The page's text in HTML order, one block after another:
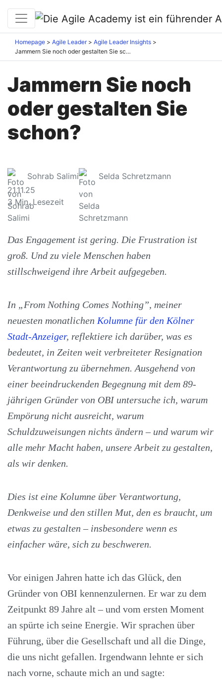
Homepage Agile Leader
Agile Leader Insights
Jammern Sie noch oder gestalten Sie schon?
Jammern Sie noch
oder gestalten Sie
schon?
Sohrab Salimi
Selda Schretzmann
21.11.25
3Min. Lesezeit
Das Engagement ist gering. Die Frustration ist
groß. Und zu viele Menschen haben
stillschweigend ihre Arbeit aufgegeben.
In „From Nothing Comes Nothing”, meiner
neuesten monatlichen Kolumne für den Kölner
Stadt-Anzeiger, reflektiere ich darüber, was es
bedeutet, in Zeiten weit verbreiteter Resignation
Verantwortung zu übernehmen. Ausgehend von
einer beeindruckenden Begegnung mit dem 89-
jährigen Gründer von OBI untersuche ich, warum
Empörung nicht ausreicht, warum
Schuldzuweisungen nichts ändern – und warum wir
alle mehr Macht haben, unsere Arbeit zu gestalten,
als wir denken.
Dies ist eine Kolumne über Verantwortung,
Denkweise und den stillen Mut, den es braucht, um
etwas zu gestalten – insbesondere wenn es
einfacher wäre, sich zu beschweren.
Vor einigen Jahren hatte ich das Glück, den
Gründer von OBI kennenzulernen. Er war zu dem
Zeitpunkt 89 Jahre alt – und vom ersten Moment
an spürte ich seine Energie. Wir sprachen über
Führung, über die Gesellschaft und all die Dinge,
die uns nicht gefallen. Irgendwann lehnte er sich
nach vorne, schaute mich an und sagte: